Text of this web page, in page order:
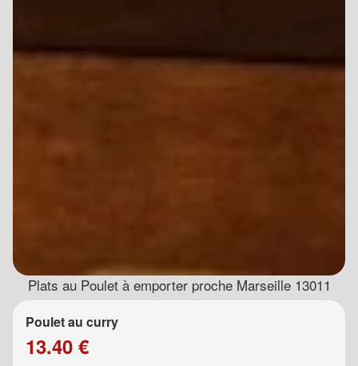
Plats au Poulet à emporter proche Marseille 13011
Poulet au curry
13.40 €